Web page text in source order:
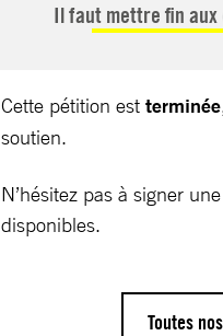
Il faut mettre fin
Cette pétition est terminée
soutien.
N’hésitez pas à signer
disponibles.
Toutes